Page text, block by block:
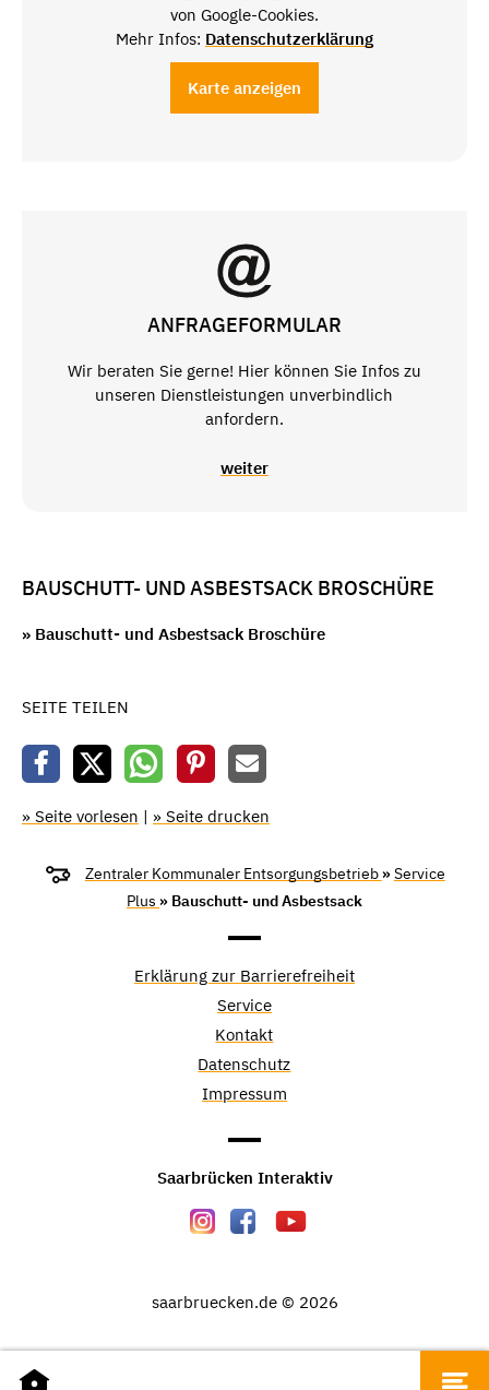
von Google-Cookies.
Mehr Infos: Datenschutzerklärung
Karte anzeigen
ANFRAGEFORMULAR
Wir beraten Sie gerne! Hier können Sie Infos zu
unseren Dienstleistungen unverbindlich
anfordern.
weiter
BAUSCHUTT- UND ASBESTSACK BROSCHÜRE
» Bauschutt- und Asbestsack Broschüre
SEITE TEILEN
» Seite vorlesen | » Seite drucken
Zentraler Kommunaler Entsorgungsbetrieb »Service
Plus » Bauschutt- und Asbestsack
Erklärung zur Barrierefreiheit
Service
Kontakt
Datenschutz
Impressum
Saarbrücken Interaktiv
saarbruecken.de © 2026